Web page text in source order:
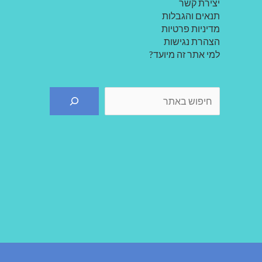
יצירת קשר
תנאים והגבלות
מדיניות פרטיות
הצהרת נגישות
למי אתר זה מיועד?